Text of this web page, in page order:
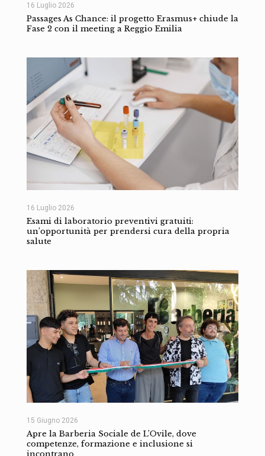
16 Luglio 2026
Passages As Chance: il progetto Erasmus+ chiude la
Fase 2 con il meeting a Reggio Emilia
16 Luglio 2026
Esami di laboratorio preventivi gratuiti:
un’opportunità per prendersi cura della propria
salute
15 Giugno 2026
Apre la Barberia Sociale de L’Ovile, dove
competenze, formazione e inclusione si
incontrano